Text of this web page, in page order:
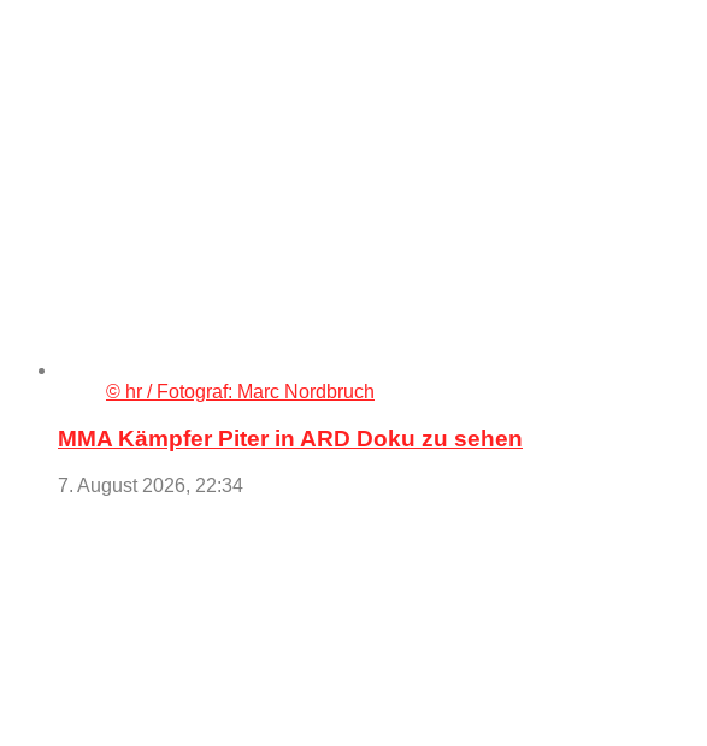
© hr / Fotograf: Marc Nordbruch
MMA Kämpfer Piter in ARD Doku zu sehen
7. August 2026, 22:34